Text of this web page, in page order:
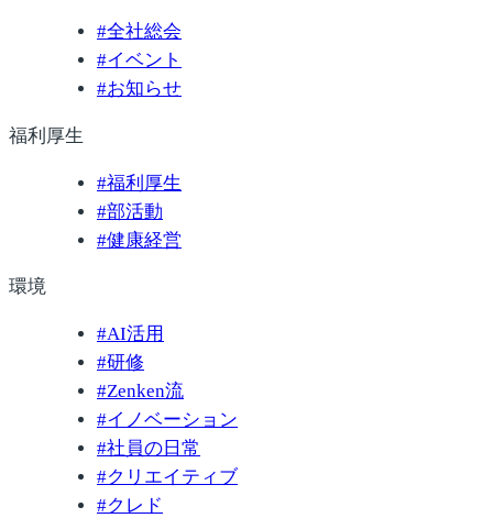
#全社総会
#イベント
#お知らせ
福利厚生
#福利厚生
#部活動
#健康経営
環境
#AI活用
#研修
#Zenken流
#イノベーション
#社員の日常
#クリエイティブ
#クレド